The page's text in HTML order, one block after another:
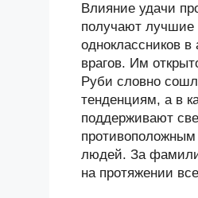
Влияние удачи
получают лучшие
одноклассников
врагов. Им
Руби словно
тенденциям, а в
поддерживают
людей. За
на протяжении